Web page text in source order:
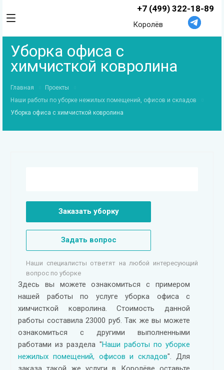
+7 (499) 322-18-89
Королёв
Уборка офиса с
химчисткой ковролина
Главная
Проекты
Наши работы по уборке нежилых помещений, офисов и складов
Уборка офиса с химчисткой ковролина
Заказать уборку
Задать вопрос
Наши специалисты ответят на любой интересующий
вопрос по уборке
Здесь вы можете ознакомиться с примером
нашей работы по услуге уборка офиса с
химчисткой ковролина. Стоимость данной
работы составила 23000 руб. Так же вы можете
ознакомиться с другими выполненными
работами из раздела "Наши работы по уборке
нежилых помещений, офисов и складов". Для